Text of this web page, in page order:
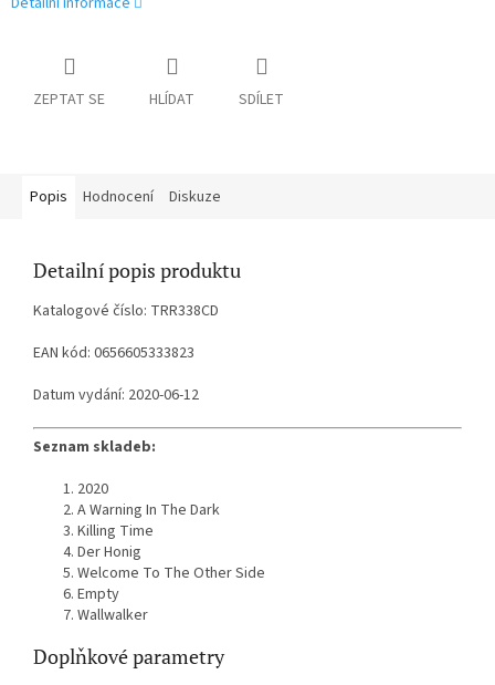
ZEPTAT SE HLÍDAT SDÍLET
Popis Hodnocení Diskuze
Detailní popis produktu
Katalogové číslo: TRR338CD
EAN kód: 0656605333823
Datum vydání: 2020-06-12
Seznam skladeb:
2020
A Warning In The Dark
Killing Time
Der Honig
Welcome To The Other Side
Empty
Wallwalker
Doplňkové parametry